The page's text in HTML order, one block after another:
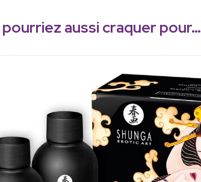
aussi craquer pour…